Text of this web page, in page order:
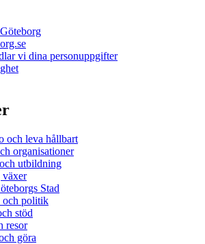
vi dina personuppgifter
och leva hållbart
organisationer
utbildning
växer
Stad
och politik
stöd
resor
göra